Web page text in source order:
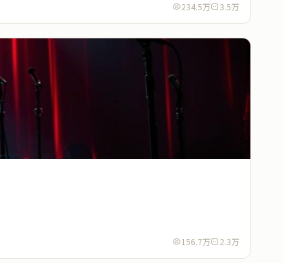
234.5万 3.5万
156.7万 2.3万